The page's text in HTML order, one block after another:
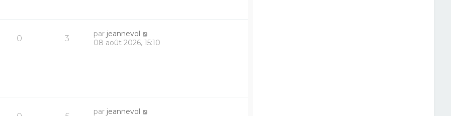
0 3 par jeannevol
08 août 2026, 15:10
par jeannevol